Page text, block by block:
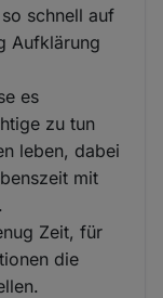
schnell auf
Aufklärung
es
zu tun
leben, dabei
mit
Zeit, für
die